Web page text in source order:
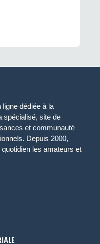
dédiée à la
spécialisé, site de
et communauté
Depuis 2000,
les amateurs et